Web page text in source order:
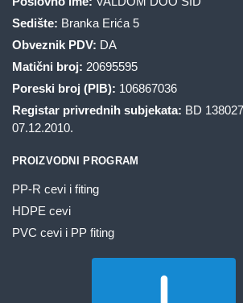
Sedište: Branka Erića 5
Obveznik PDV: DA
Matični broj: 20695595
Poreski broj (PIB): 106867036
Registar privrednih subjekata: BD
07.12.2010.
PROIZVODNI PROGRAM
PP-R cevi i fiting
HDPE cevi
PVC cevi i PP fiting